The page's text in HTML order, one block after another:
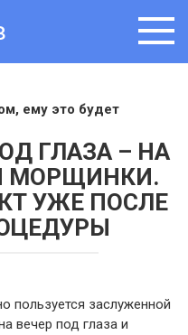
ему это будет
ГЛАЗА – НА
МОРЩИНКИ.
УЖЕ ПОСЛЕ
пользуется заслуженной
вечер под глаза и